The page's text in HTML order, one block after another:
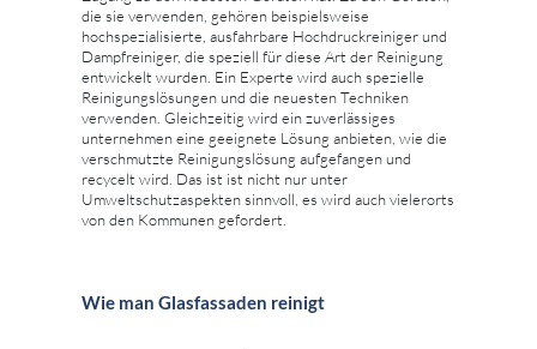
die sie verwenden, gehören beispielsweise
hochspezialisierte, ausfahrbare Hochdruckreiniger und
Dampfreiniger, die speziell für diese Art der Reinigung
entwickelt wurden. Ein Experte wird auch spezielle
Reinigungslösungen und die neuesten Techniken
verwenden. Gleichzeitig wird ein zuverlässiges
unternehmen eine geeignete Lösung anbieten, wie die
verschmutzte Reinigungslösung aufgefangen und
recycelt wird. Das ist ist nicht nur unter
Umweltschutzaspekten sinnvoll, es wird auch vielerorts
von den Kommunen gefordert.
Wie man Glasfassaden reinigt